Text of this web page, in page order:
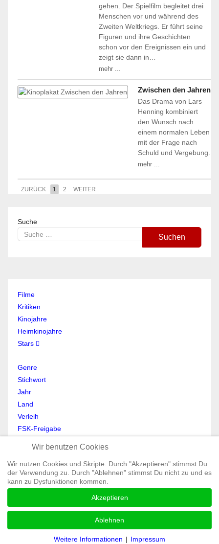
gehen. Der Spielfilm begleitet drei
Menschen vor und während des
Zweiten Weltkriegs. Er führt seine
Figuren und ihre Geschichten
schon vor den Ereignissen ein und
zeigt sie dann in…
mehr ...
Zwischen den Jahren
Das Drama von Lars
Henning kombiniert
den Wunsch nach
einem normalen Leben
mit der Frage nach
Schuld und Vergebung.
mehr ...
ZURÜCK 1 2 WEITER
Suche
Suchen
Filme
Kritiken
Kinojahre
Heimkinojahre
Stars
Genre
Stichwort
Jahr
Land
Verleih
FSK-Freigabe
Mein Profil
Registrieren
All Rights reserved © Moviewolf 2026
Impressum
Wir benutzen Cookies
Wir nutzen Cookies und Skripte. Durch "Akzeptieren" stimmst Du
der Verwendung zu. Durch "Ablehnen" stimmst Du nicht zu und es
kann zu Dysfunktionen kommen.
Akzeptieren
Ablehnen
Weitere Informationen | Impressum